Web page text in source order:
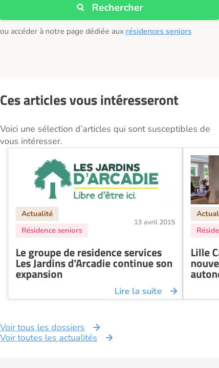
Rechercher
ou accéder à notre page dédiée aux résidences seniors
Ces articles vous intéresseront
Voici une sélection d’articles qui sont susceptibles de
vous intéresser.
13 avril 2015
Le groupe de residence services
Les Jardins d'Arcadie continue son
expansion
Lire la suite
Lille
Voir tous les dossiers
Voir toutes les actualités